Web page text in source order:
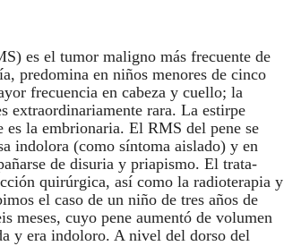
es el tumor maligno más frecuente de
predomina en niños menores de cinco
frecuencia en cabeza y cuello; la
extraordinariamente rara. La estirpe
es la embrionaria. El RMS del pene se
indolora (como síntoma aislado) y en
de disuria y priapismo. El trata-
quirúrgica, así como la radioterapia y
el caso de un niño de tres años de
meses, cuyo pene aumentó de volumen
y era indoloro. A nivel del dorso del